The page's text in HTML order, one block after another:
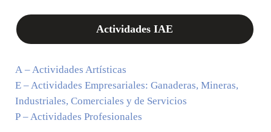
Actividades IAE
A – Actividades Artísticas
E – Actividades Empresariales: Ganaderas, Mineras,
Industriales, Comerciales y de Servicios
P – Actividades Profesionales